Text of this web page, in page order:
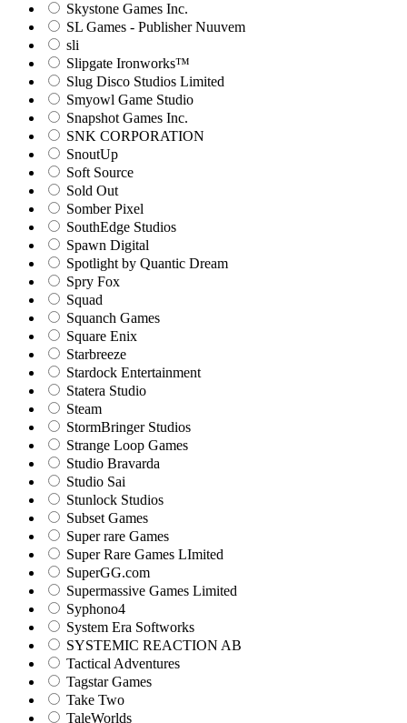
Skystone Games Inc.
SL Games - Publisher Nuuvem
sli
Slipgate Ironworks™
Slug Disco Studios Limited
Smyowl Game Studio
Snapshot Games Inc.
SNK CORPORATION
SnoutUp
Soft Source
Sold Out
Somber Pixel
SouthEdge Studios
Spawn Digital
Spotlight by Quantic Dream
Spry Fox
Squad
Squanch Games
Square Enix
Starbreeze
Stardock Entertainment
Statera Studio
Steam
StormBringer Studios
Strange Loop Games
Studio Bravarda
Studio Sai
Stunlock Studios
Subset Games
Super rare Games
Super Rare Games LImited
SuperGG.com
Supermassive Games Limited
Syphono4
System Era Softworks
SYSTEMIC REACTION AB
Tactical Adventures
Tagstar Games
Take Two
TaleWorlds